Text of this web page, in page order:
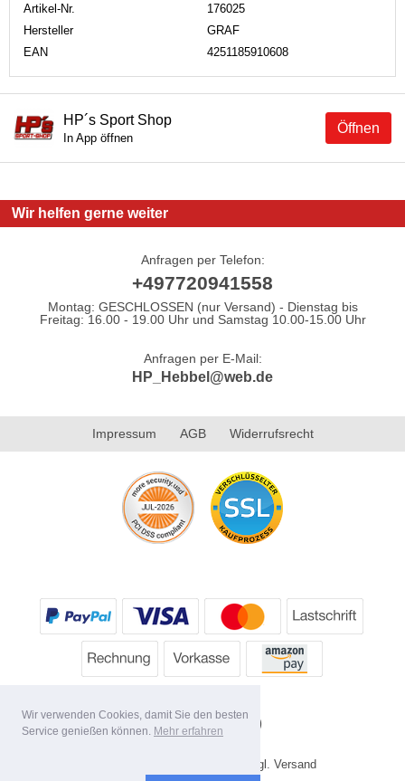
Wir verwenden Cookies, damit Sie den besten
Service genießen können. Mehr erfahren
Artikel-Nr.
176025
Hersteller
GRAF
EAN
4251185910608
Öffnen
HP´s Sport Shop
In App öffnen
Wir helfen gerne weiter
Anfragen per Telefon:
+497720941558
Montag: GESCHLOSSEN (nur Versand) - Dienstag bis
Freitag: 16.00 - 19.00 Uhr und Samstag 10.00-15.00 Uhr
Anfragen per E-Mail:
HP_Hebbel@web.de
Impressum AGB Widerrufsrecht
* Alle Preise inkl. MwSt. evtl. zzgl. Versand